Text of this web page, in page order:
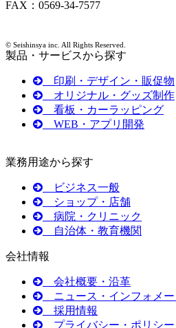
FAX：0569-34-7577
© Seishinsya inc. All Rights Reserved.
製品・サービスから探す
印刷・デザイン・販促物
オリジナル・グッズ制作
看板・カーラッピング
WEB・アプリ開発
業務用途から探す
ビジネス一般
ショップ・店舗
病院・クリニック
自治体・教育機関
会社情報
会社概要・沿革
ニュース・インフォメー
採用情報
プライバシー・ポリシー